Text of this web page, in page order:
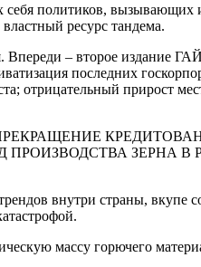
политиков, вызывающих
ресурс тандема.
Впереди – второе
последних
отрицательный прирост
ПРЕКРАЩЕНИЕ
ЗЕРНА В
внутри страны,
массу горючего